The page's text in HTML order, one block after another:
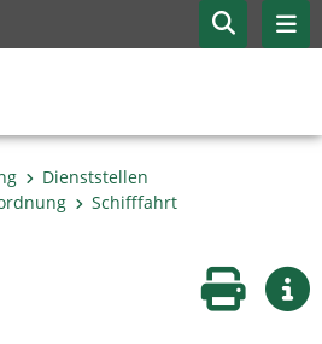
Dienststellen
Schifffahrt
Seite